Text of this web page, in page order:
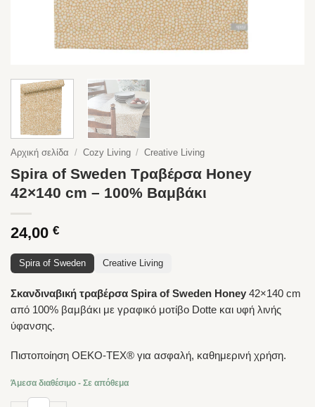
Αρχική σελίδα / Cozy Living / Creative Living
Spira of Sweden Τραβέρσα Honey
42×140 cm – 100% Βαμβάκι
24,00 €
Spira of Sweden Creative Living
Σκανδιναβική τραβέρσα Spira of Sweden Honey 42×140 cm
από 100% βαμβάκι με γραφικό μοτίβο Dotte και υφή λινής
ύφανσης.
Πιστοποίηση OEKO-TEX® για ασφαλή, καθημερινή χρήση.
Άμεσα διαθέσιμο - Σε απόθεμα